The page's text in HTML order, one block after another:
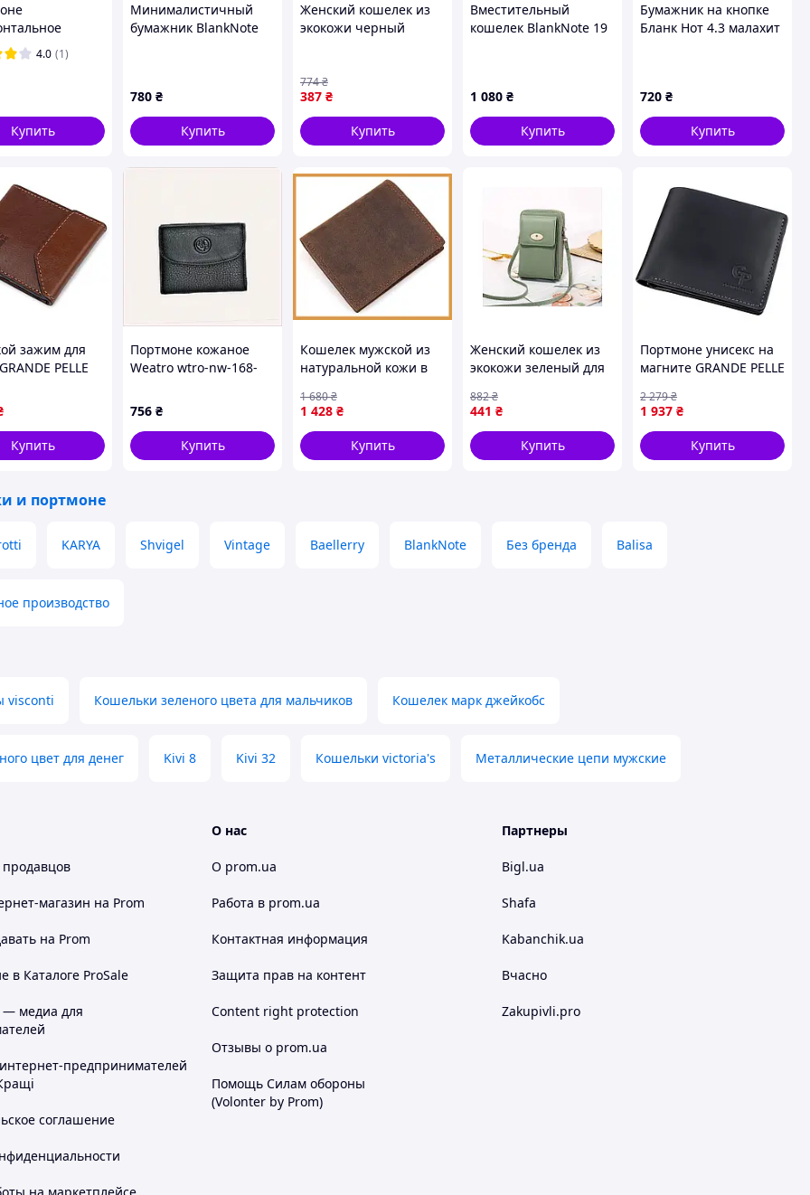
SHVIGEL
D1-2025
4.0 (1)
Купить
Минималистичный
бумажник BlankNote
780 ₴
Купить
Женский кошелек из
экокожи черный
ортопедическими
свойствами
387 ₴
774₴
Купить
Вместительный
кошелек BlankNote 19
1 080 ₴
Купить
Бумажник на кнопке
Бланк Нот 4.3 малахит
720 ₴
Купить
зажим для
PELLE
Купить
Портмоне кожаное
Weatro wtro-nw-168-
8034P7A81M
756 ₴
Купить
Кошелек мужской из
натуральной кожи в
коричневый бумажник
в карман брюк для
кредитных карт
1 428 ₴
1 680₴
Купить
Женский кошелек из
экокожи зеленый для
наличных и
документов
арт.CY3025-2
441 ₴
882₴
Купить
Портмоне унисекс на
магните GRANDE PELLE
1 937 ₴
2 279₴
Купить
и портмоне
KARYA Shvigel Vintage Baellerry BlankNote Без бренда Balisa
производство
visconti Кошельки зеленого цвета для мальчиков Кошелек марк джейкобс
цвет для денег Kivi 8 Kivi 32 Кошельки victoria's Металлические цепи мужские
магазин на Prom
на Prom
в Каталоге ProSale
— медиа для
предпринимателей
соглашение
О нас
О prom.ua
Работа в prom.ua
Контактная информация
Защита прав на контент
Content right protection
Отзывы о prom.ua
Помощь Силам обороны
(Volonter by Prom)
Партнеры
Bigl.ua
Shafa
Kabanchik.ua
Вчасно
Zakupivli.pro